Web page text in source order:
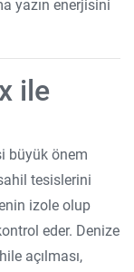
yazın enerjisini
ile
büyük önem
tesislerini
izole olup
eder. Denize
açılması,